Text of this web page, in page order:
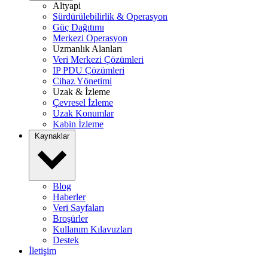
Altyapi
Sürdürülebilirlik & Operasyon
Güç Dağıtımı
Merkezi Operasyon
Uzmanlık Alanları
Veri Merkezi Çözümleri
IP PDU Çözümleri
Cihaz Yönetimi
Uzak & İzleme
Çevresel İzleme
Uzak Konumlar
Kabin İzleme
Kaynaklar
Blog
Haberler
Veri Sayfaları
Broşürler
Kullanım Kılavuzları
Destek
İletişim